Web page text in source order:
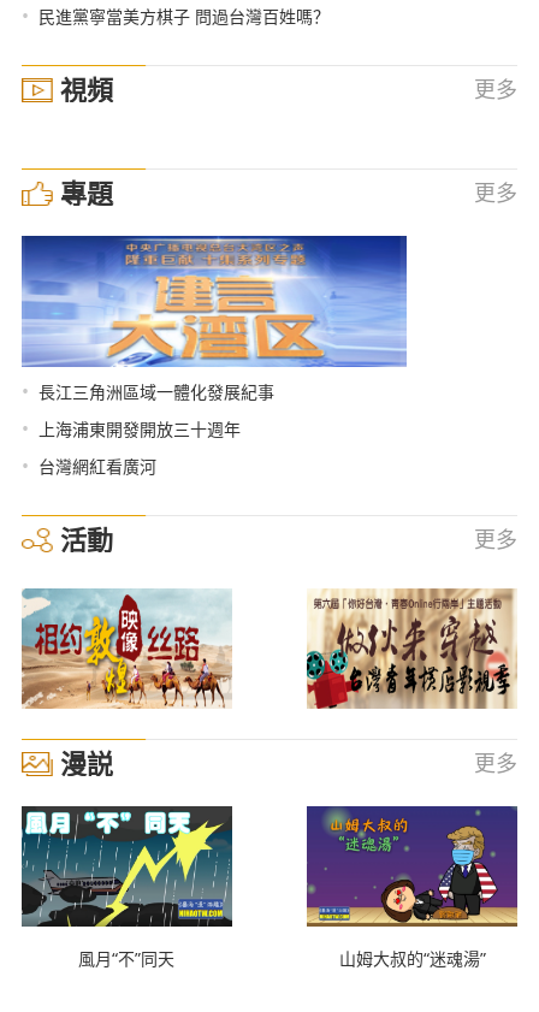
• 民進黨寧當美方棋子 問過台灣百姓嗎？
視頻 更多
專題 更多
• 長江三角洲區域一體化發展紀事
• 上海浦東開發開放三十週年
• 台灣網紅看廣河
活動 更多
漫説 更多
風月“不”同天 山姆大叔的“迷魂湯”